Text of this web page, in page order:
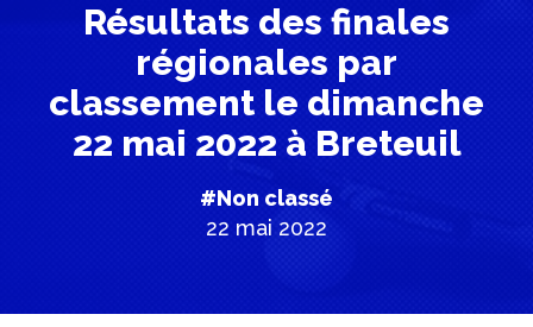
Résultats des finales
régionales par
classement le dimanche
22 mai 2022 à Breteuil
#Non classé
22 mai 2022